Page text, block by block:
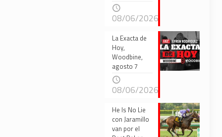
08/06/2026
La Exacta de
Hoy,
Woodbine,
agosto 7
08/06/2026
He Is No Lie
con Jaramillo
van por el